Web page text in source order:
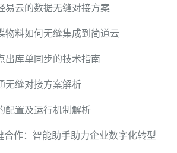
易云的数据无缝对接方案
物料如何无缝集成到简道云
出库单同步的技术指南
无缝对接方案解析
配置及运行机制解析
合作：智能助手助力企业数字化转型